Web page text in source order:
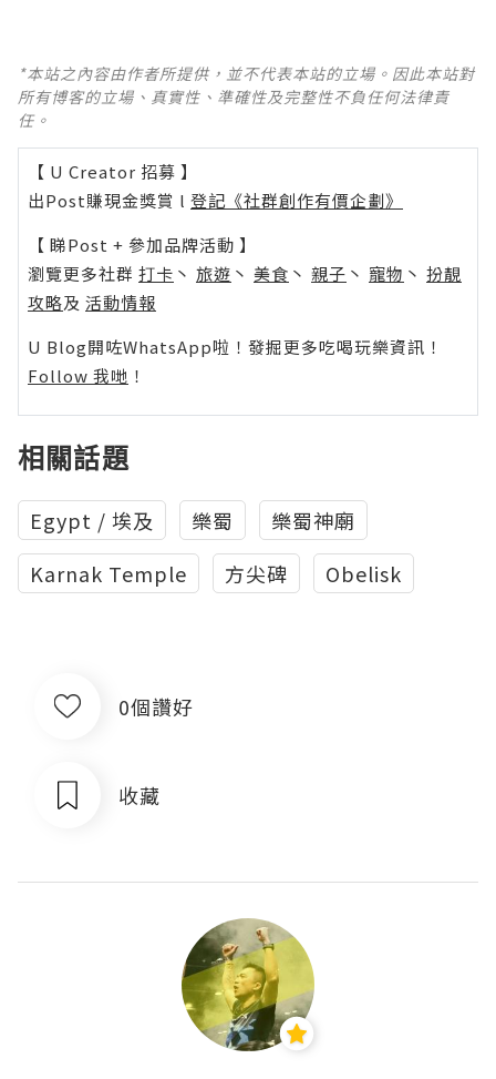
*本站之內容由作者所提供，並不代表本站的立場。因此本站對
所有博客的立場、真實性、準確性及完整性不負任何法律責
任。
【 U Creator 招募 】
出Post賺現金獎賞 l 登記《社群創作有價企劃》
【 睇Post + 參加品牌活動 】
瀏覽更多社群 打卡 丶 旅遊 丶 美食 丶 親子 丶 寵物 丶 扮靚
攻略及 活動情報
U Blog開咗WhatsApp啦！發掘更多吃喝玩樂資訊！
Follow 我哋 ！
相關話題
Egypt / 埃及 樂蜀
樂蜀神廟
Karnak Temple
方尖碑 Obelisk
0個讚好
收藏